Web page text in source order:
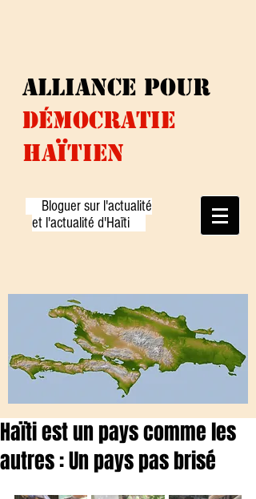
ALLIANCE pour
DÉMOCRATiE
HAÏTIEN
Bloguer sur l'actualité
et l'actualité d'Haïti
Haïti est un pays comme les
autres : Un pays pas brisé